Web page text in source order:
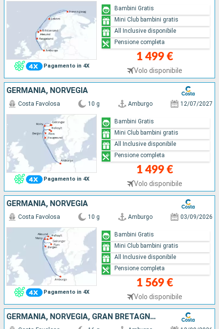
Pagamento in 4X
1 499 €
Volo disponibile
Bambini Gratis
Mini Club bambini gratis
All Inclusive disponibile
Pensione completa
GERMANIA, NORVEGIA
Pagamento in 4X
Costa Favolosa 10 g Amburgo 12/07/2027
1 499 €
Volo disponibile
Bambini Gratis
Mini Club bambini gratis
All Inclusive disponibile
Pensione completa
GERMANIA, NORVEGIA
Pagamento in 4X
Costa Favolosa 10 g Amburgo 03/09/2026
1 569 €
Volo disponibile
Bambini Gratis
Mini Club bambini gratis
All Inclusive disponibile
Pensione completa
GERMANIA, NORVEGIA, GRAN BRETAGNA, SCOZIA